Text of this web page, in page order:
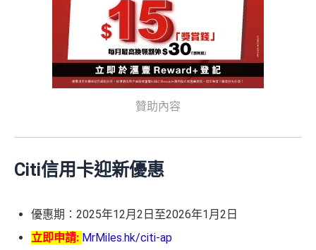
贊助內容
Citi信用卡迎新優惠
優惠期： 2025年12月2日至2026年1月2日
立即申請: MrMiles.hk/citi-ap